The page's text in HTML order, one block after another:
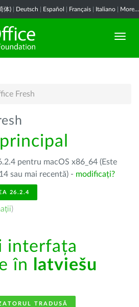
体) Deutsch Español Français Italiano More...
Fresh
pentru macOS x86_64 (Este
sau mai recentă) - modificați?
26.2.4
)
interfața
în
latviešu
TRADUSĂ